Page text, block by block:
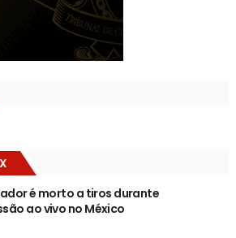
é morto a tiros durante
ao vivo no México